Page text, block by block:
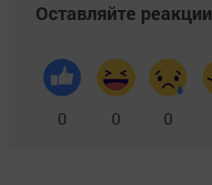
Оставляйте реакции
0 0 0